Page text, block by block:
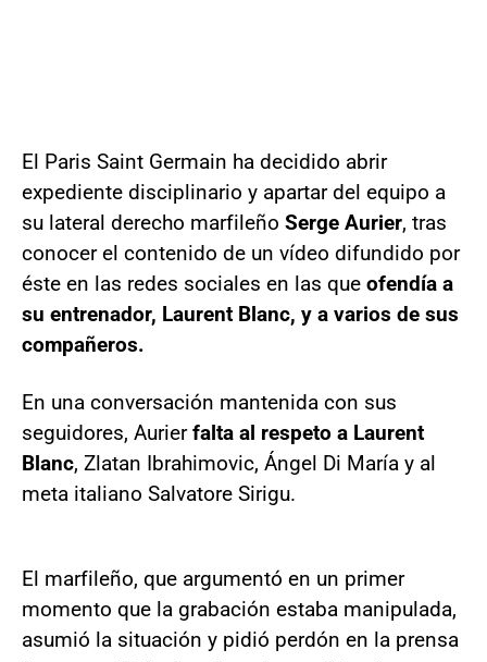
El Paris Saint Germain ha decidido abrir
expediente disciplinario y apartar del equipo a
su lateral derecho marfileño Serge Aurier, tras
conocer el contenido de un vídeo difundido por
éste en las redes sociales en las que ofendía a
su entrenador, Laurent Blanc, y a varios de sus
compañeros.
En una conversación mantenida con sus
seguidores, Aurierfalta al respeto a Laurent
Blanc, Zlatan Ibrahimovic, Ángel Di María y al
meta italiano Salvatore Sirigu.
El marfileño, que argumentó en un primer
momento que la grabación estaba manipulada,
asumió la situación y pidió perdón en la prensa